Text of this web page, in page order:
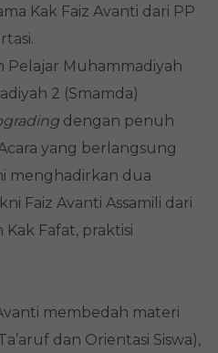
Kak Faiz Avanti dari PP
Pelajar Muhammadiyah
2 (Smamda)
dengan penuh
yang berlangsung
menghadirkan dua
Faiz Avanti Assamili dari
Fafat, praktisi
membedah materi
dan Orientasi Siswa),